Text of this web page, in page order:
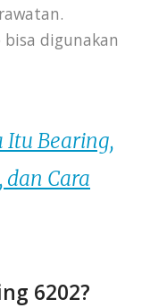
digunakan
Itu Bearing,
dan Cara
6202?